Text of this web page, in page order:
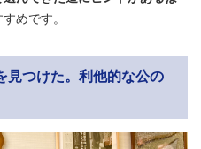
めです。
見つけた。利他的な公の